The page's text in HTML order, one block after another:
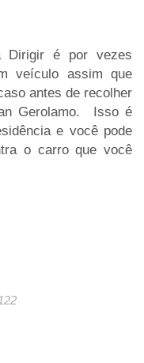
Dirigir é por vezes
veículo assim que
antes de recolher
Gerolamo. Isso é
e você pode
o carro que você